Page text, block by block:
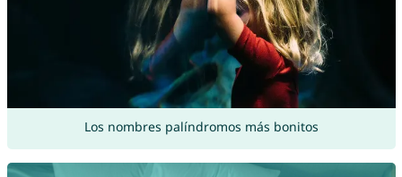
Los nombres palíndromos más bonitos